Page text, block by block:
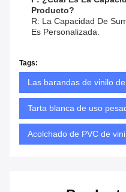
Producto?
R: La Capacidad De
Es Personalizada.
Tags:
Las barandas de vinilo
Tarta blanca de uso
Acolchado de PVC de